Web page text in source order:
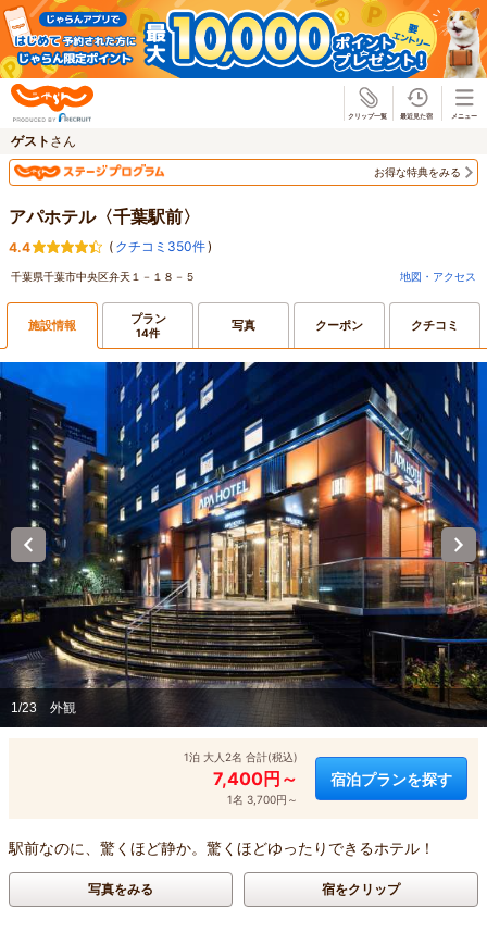
ゲスト さん
お得な特典をみる
アパホテル〈千葉駅前〉
4.4 ( クチコミ350件)
千葉県千葉市中央区弁天１－１８－５ 地図・アクセス
施設情報 プラン
14件 写真 クーポン クチコミ
1/23 外観
1泊 大人2名 合計(税込)
7,400円～
1名 3,700円～
宿泊プランを探す
駅前なのに、驚くほど静か。驚くほどゆったりできるホテル！
写真をみる 宿をクリップ